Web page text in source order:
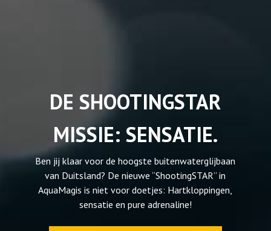
DE SHOOTINGSTAR
MISSIE: SENSATIE.
Ben jij klaar voor de hoogste buitenwaterglijbaan
van Duitsland? De nieuwe “ShootingSTAR” in
AquaMagis is niet voor doetjes: Hartkloppingen,
sensatie en pure adrenaline!